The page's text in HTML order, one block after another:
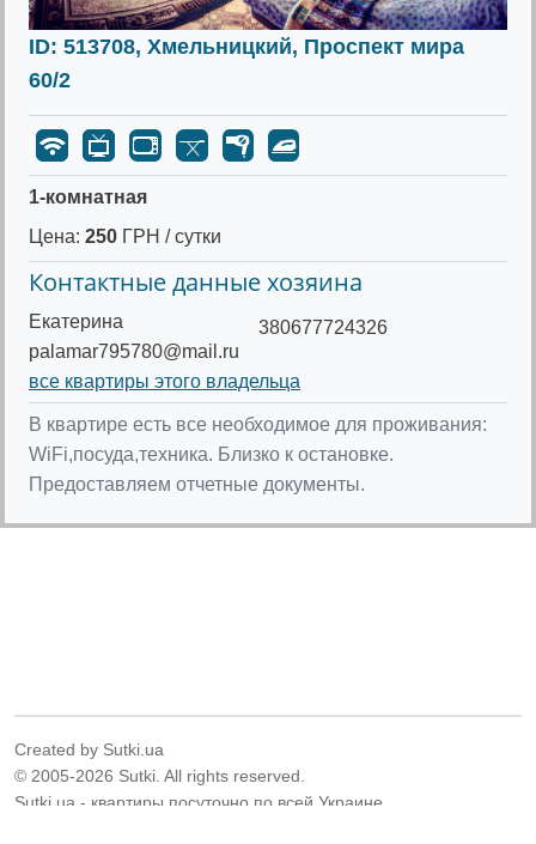
ID: 513708, Хмельницкий, Проспект мира
60/2
1-комнатная
Цена: 250 ГРН / сутки
Контактные данные хозяина
Екатерина
palamar795780@mail.ru
380677724326
все квартиры этого владельца
В квартире есть все необходимое для проживания:
WiFi,посуда,техника. Близко к остановке.
Предоставляем отчетные документы.
Created by Sutki.ua
© 2005-2026 Sutki. All rights reserved.
Sutki.ua - квартиры посуточно по всей Украине.